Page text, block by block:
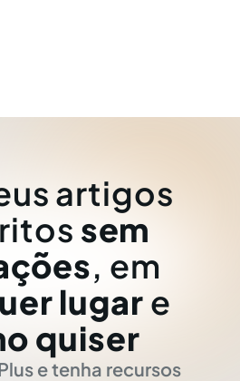
artigos
sem
, em
lugar e
quiser
e tenha recursos